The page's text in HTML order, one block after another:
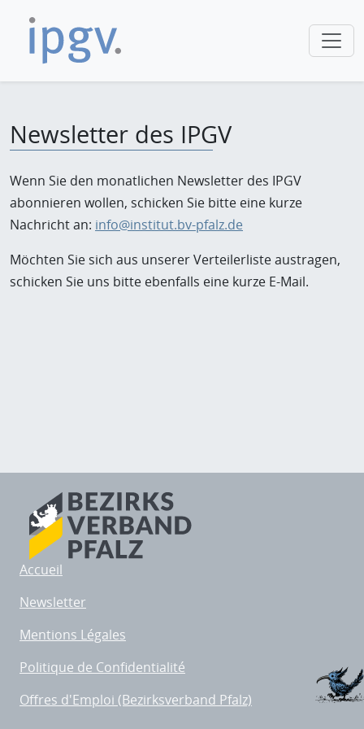
Newsletter des IPGV
Wenn Sie den monatlichen Newsletter des IPGV
abonnieren wollen, schicken Sie bitte eine kurze
Nachricht an: info@institut.bv-pfalz.de
Möchten Sie sich aus unserer Verteilerliste austragen,
schicken Sie uns bitte ebenfalls eine kurze E-Mail.
Accueil
Newsletter
Mentions Légales
Politique de Confidentialité
Offres d'Emploi (Bezirksverband Pfalz)